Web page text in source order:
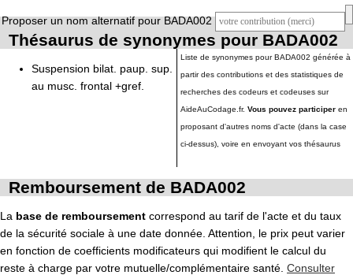
Proposer un nom alternatif pour BADA002
Thésaurus de synonymes pour BADA002
Suspension bilat. paup. sup.
au musc. frontal +gref.
Liste de synonymes pour BADA002 générée à
partir des contributions et des statistiques de
recherches des codeurs et codeuses sur
AideAuCodage.fr. Vous pouvez participer en
proposant d'autres noms d'acte (dans la case
ci-dessus), voire en envoyant vos thésaurus
Remboursement de BADA002
La base de remboursement correspond au tarif de l'acte et du taux
de la sécurité sociale à une date donnée. Attention, le prix peut varier
en fonction de coefficients modificateurs qui modifient le calcul du
reste à charge par votre mutuelle/complémentaire santé. Consulter